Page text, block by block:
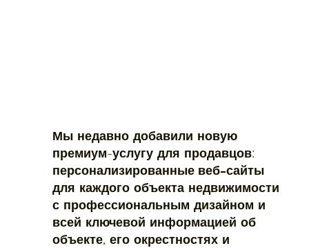
Мы недавно добавили новую
премиум-услугу для продавцов:
персонализированные веб-сайты
для каждого объекта недвижимости
с профессиональным дизайном и
всей ключевой информацией об
объекте, его окрестностях и